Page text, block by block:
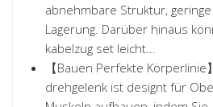
abnehmbare Struktur,
Lagerung. Darüber hinaus
kabelzug set leicht...
【Bauen Perfekte Körperlinie
drehgelenk ist designt für